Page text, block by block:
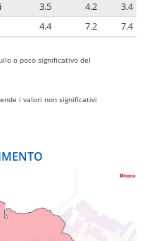
3.5 4.2
3.4
4.4 7.2 7.4
o poco significativo del
i valori non significativi